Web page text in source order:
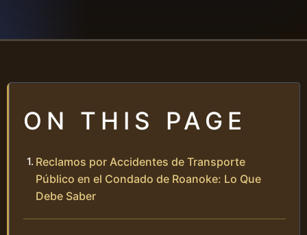
ON THIS PAGE
Reclamos por Accidentes de Transporte
Público en el Condado de Roanoke: Lo Que
Debe Saber